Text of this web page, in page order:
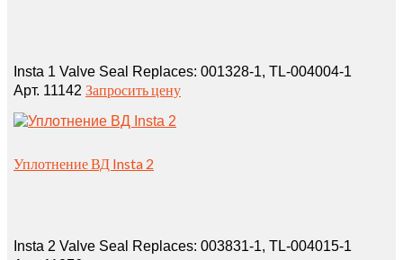
Insta 1 Valve Seal Replaces: 001328‑1, TL‑004004‑1
Арт. 11142 Запросить цену
Уплотнение ВД Insta 2
Insta 2 Valve Seal Replaces: 003831‑1, TL‑004015‑1